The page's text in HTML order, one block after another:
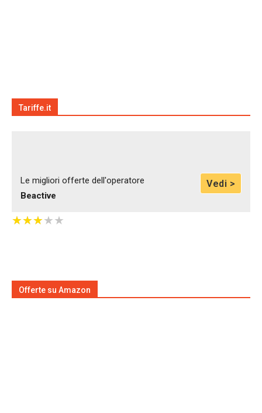
Tariffe.it
Le migliori offerte dell'operatore
Beactive
Vedi >
★★★★★
★★★★★
Offerte su Amazon